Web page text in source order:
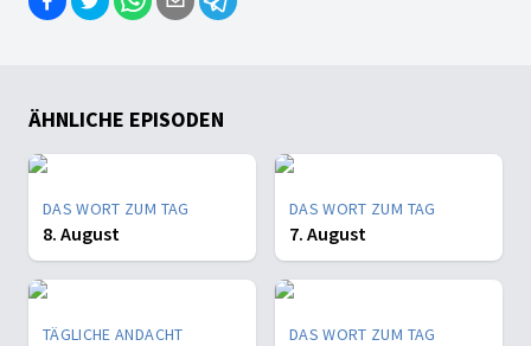
ÄHNLICHE EPISODEN
DAS WORT ZUM TAG
8. August
DAS WORT ZUM TAG
7. August
TÄGLICHE ANDACHT DAS WORT ZUM TAG